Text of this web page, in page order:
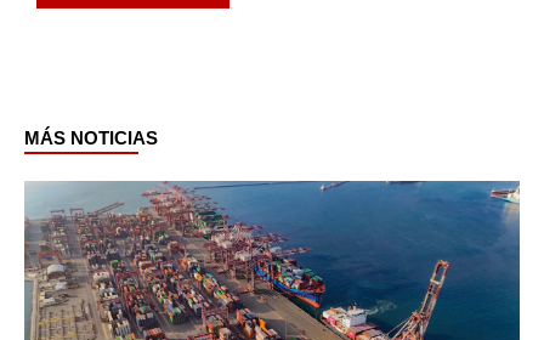
MÁS NOTICIAS
PagePage PagePage